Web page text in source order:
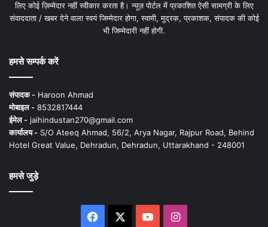
लिए कोई ज़िम्मेदार नहीं स्वीकार करता है। न्यूज़ पोर्टल में प्रकाशित ऐसी सामग्री के लिए
संवाददाता / खबर देने वाला स्वयं जिम्मेदार होगा, स्वामी, मुद्रक, प्रकाशक, संपादक की कोई
भी जिम्मेदारी नहीं होगी.
हमसे सम्पर्क करें
संपादक - Haroon Ahmad
मोबाइल - 8532817444
ईमेल - jaihindustan270@gmail.com
कार्यालय - S/O Ateeq Ahmad, 56/2, Arya Nagar, Rajpur Road, Behind
Hotel Great Value, Dehradun, Dehradun, Uttarakhand - 248001
हमसे जुड़े
Facebook YouTubeInstagram